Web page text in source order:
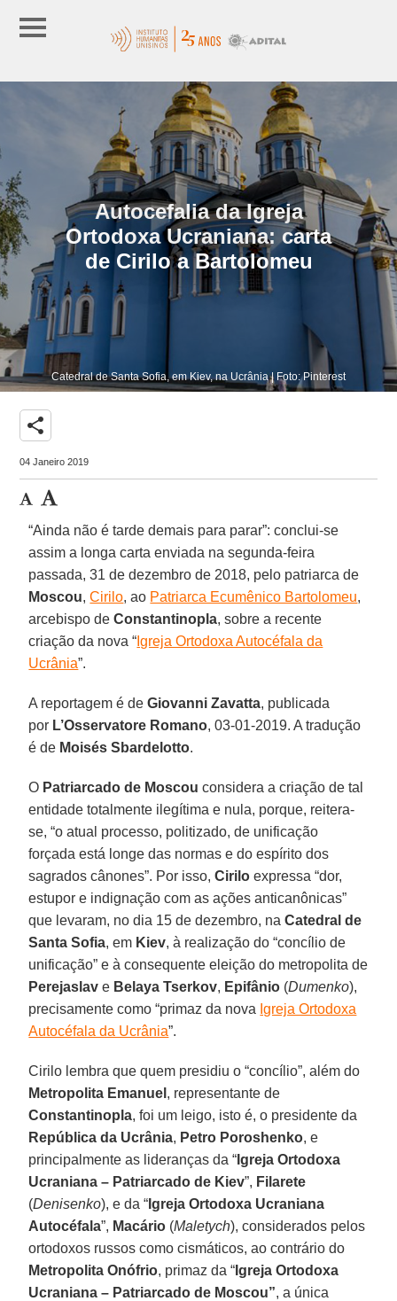
Autocefalia da Igreja
Ortodoxa Ucraniana: carta
de Cirilo a Bartolomeu
Catedral de Santa Sofia, em Kiev, na Ucrânia | Foto: Pinterest
share
04 Janeiro 2019
“Ainda não é tarde demais para parar”: conclui-se
assim a longa carta enviada na segunda-feira
passada, 31 de dezembro de 2018, pelo patriarca de
Moscou,Cirilo, ao Patriarca Ecumênico Bartolomeu,
arcebispo deConstantinopla, sobre a recente
criação da nova “ Igreja Ortodoxa Autocéfala da
Ucrânia”.
A reportagem é deGiovanni Zavatta, publicada
por L’Osservatore Romano, 03-01-2019. A tradução
é de Moisés Sbardelotto.
O Patriarcado de Moscou considera a criação de tal
entidade totalmente ilegítima e nula, porque, reitera-
se, “o atual processo, politizado, de unificação
forçada está longe das normas e do espírito dos
sagrados cânones”. Por isso,Cirilo expressa “dor,
estupor e indignação com as ações anticanônicas”
que levaram, no dia 15 de dezembro, naCatedral de
Santa Sofia, em Kiev, à realização do “concílio de
unificação” e à consequente eleição do metropolita de
Perejaslav e Belaya Tserkov, Epifânio (Dumenko),
precisamente como “primaz da nova Igreja Ortodoxa
Autocéfala da Ucrânia”.
Cirilo lembra que quem presidiu o “concílio”, além do
Metropolita Emanuel , representante de
Constantinopla, foi um leigo, isto é, o presidente da
República da Ucrânia, Petro Poroshenko, e
principalmente as lideranças da “ Igreja Ortodoxa
Ucraniana – Patriarcado de Kiev”, Filarete
(Denisenko), e da “ Igreja Ortodoxa Ucraniana
Autocéfala”, Macário (Maletych), considerados pelos
ortodoxos russos como cismáticos, ao contrário do
Metropolita Onófrio, primaz da “ Igreja Ortodoxa
Ucraniana – Patriarcado de Moscou”, a única